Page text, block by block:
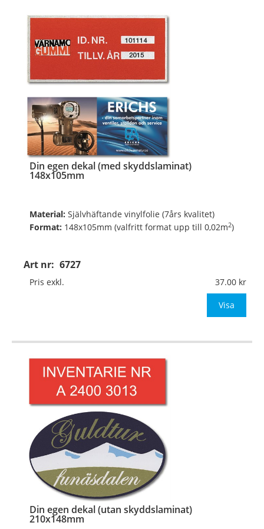
Din egen dekal (med skyddslaminat)
148x105mm
Art nr: 6727
Material: Självhäftande vinylfolie (7års kvalitet)
Format: 148x105mm (valfritt format upp till 0,02m2)
Digitalt fyrfärgsprintade och toppskurna på ark.
Valfritt antal, valfri form, valfria färger, v
Pris exkl. 37.00
Visa
Din egen dekal (utan skyddslaminat)
210x148mm